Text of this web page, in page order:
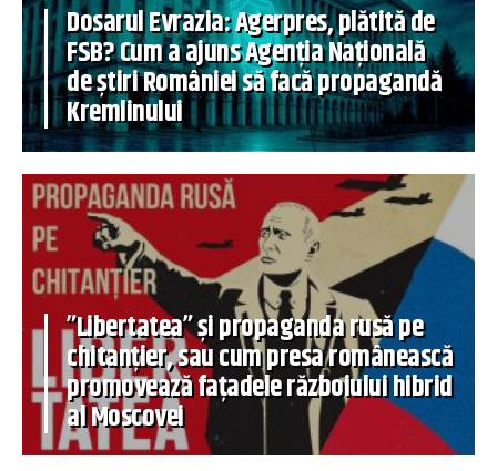
Dosarul Evrazia: Agerpres, plătită de
FSB? Cum a ajuns Agenția Națională
de știri României să facă propagandă
Kremlinului
”Libertatea” și propaganda rusă pe
chitanțier, sau cum presa românească
promovează fațadele războiului hibrid
al Moscovei